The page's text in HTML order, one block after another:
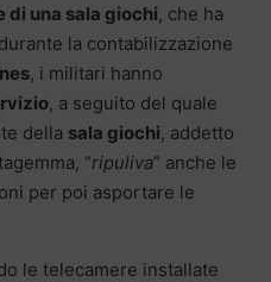
di una sala giochi, che ha
durante la contabilizzazione
, i militari hanno
, a seguito del quale
della sala giochi, addetto
“ripuliva” anche le
per poi asportare le
le telecamere installate